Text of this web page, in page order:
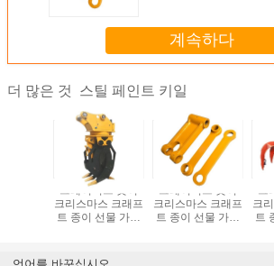
계속하다
더 많은 것 스틸 페인트 키일
크래이티브 굿이
크리스마스 크래프
트 종이 선물 가방
크래이티브 굿이
크리스마스 크래프
트 종이 선물 가방
크
크
트